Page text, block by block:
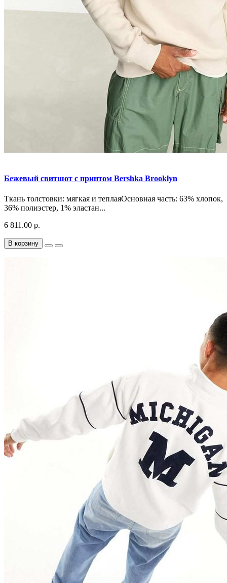
Бежевый свитшот с принтом Bershka Brooklyn
Ткань толстовки: мягкая и теплаяОсновная часть: 63% хлопок,
36% полиэстер, 1% эластан...
6 811.00 р.
В корзину